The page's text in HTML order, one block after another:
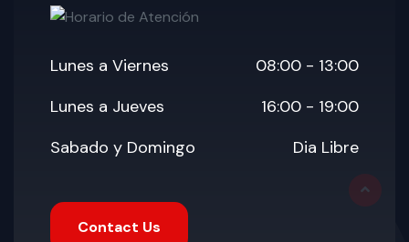
Lunes a Viernes
08:00 - 13:00
Lunes a Jueves
16:00 - 19:00
Sabado y Domingo
Dia Libre
Contact Us